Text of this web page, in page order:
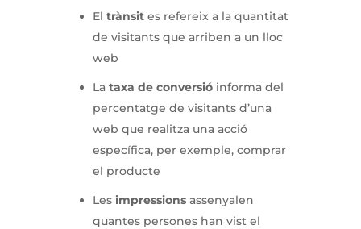
El trànsites refereix a la quantitat
de visitants que arriben a un lloc
web
La taxa de conversióinforma del
percentatge de visitants d’una
web que realitza una acció
específica, per exemple, comprar
el producte
Lesimpressionsassenyalen
quantes persones han vist el